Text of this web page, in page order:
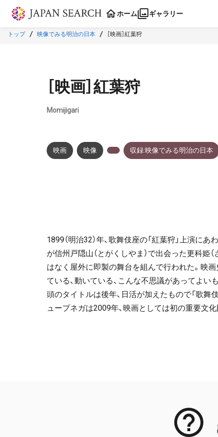
本文に飛ぶ
ホーム ギャラリー
トップ 映像でみる明治の日本 ［映画］紅葉狩
［映画］紅葉狩
Momijigari
映画 映像 収録:映像でみる明治の日本
1899（明治32）年、歌舞伎座の「紅葉狩」上演に
が信州戸隠山（とがくしやま）で出会った更科姫
はなく屋外に即製の舞台を組んで行われた。映画
ている、動いている、こんな不思議があってよいも
頭のタイトルは後年、日活が加えたもので「歌舞
ュープネガは2009年、映画としては初の重要文化